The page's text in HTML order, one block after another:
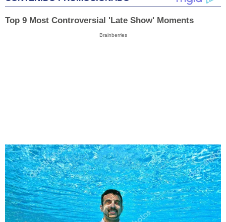
Top 9 Most Controversial 'Late Show' Moments
Brainberries